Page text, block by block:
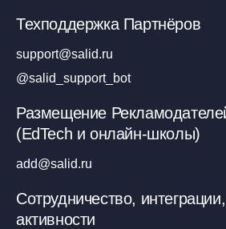
Техподдержка Партнёров
support@salid.ru
@salid_support_bot
Размещение
(EdTech и онлайн-школы)
add@salid.ru
Сотрудничество,
активности